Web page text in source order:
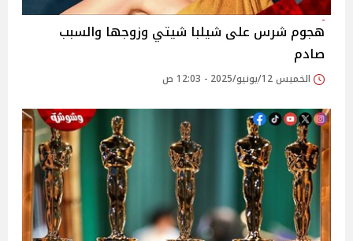
هجوم شرس على شيلبا شيتي وزوجها والسبب
صادم
الخميس 12/يونيو/2025 - 12:03 ص